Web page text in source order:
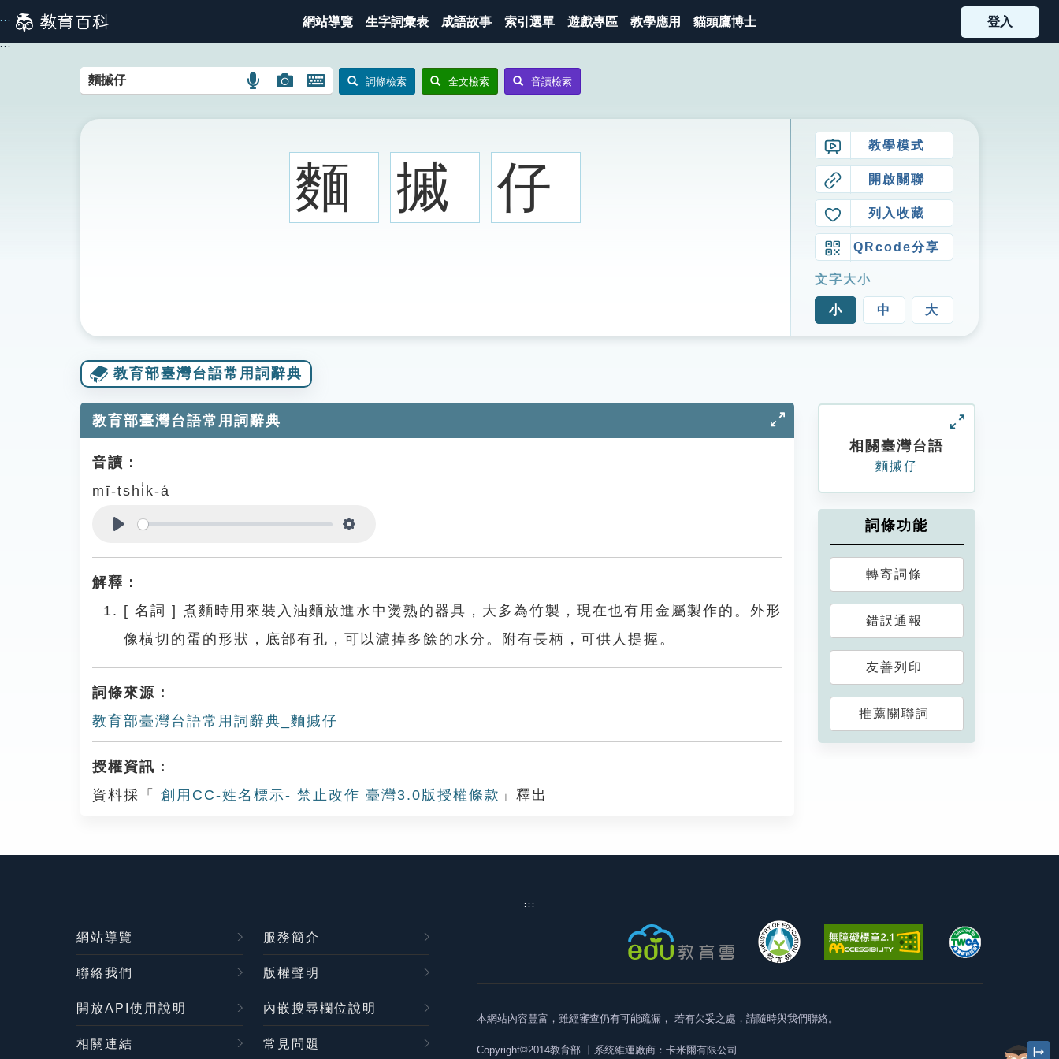
到
主
::: 網站導覽 生字詞彙表 成語故事 索引選單 遊戲專區 教學應用 貓頭鷹博士 登入
:::
語
搜
圖
搜
圖
示
開
鍵
圖
示
詞條檢索 全文檢索 音讀檢索
麵 摵 仔
教學模式
開啟關聯
列入收藏
QRcode分享
文字大小
小 中 大
教育部臺灣台語常用詞辭典
教育部臺灣台語常用詞辭典
音讀：
mī-tshi̍k-á
解釋：
[ 名詞 ] 煮麵時用來裝入油麵放進水中燙熟的器具，大多為竹製，現在也有用金屬製作的。外形
像橫切的蛋的形狀，底部有孔，可以濾掉多餘的水分。附有長柄，可供人提握。
詞條來源：
教育部臺灣台語常用詞辭典_麵摵仔
授權資訊：
資料採「
創用CC-姓名標示- 禁止改作 臺灣3.0版授權條款 」釋出
相關臺灣台語
麵摵仔
詞條功能
轉寄詞條
錯誤通報
友善列印
推薦關聯詞
:::
網站導覽 服務簡介
聯絡我們 版權聲明
開放API使用說明 內嵌搜尋欄位說明
相關連結 常見問題
本網站內容豐富，雖經審查仍有可能疏漏， 若有欠妥之處，請隨時與我們聯絡。
Copyright©2014教育部 丨系統維運廠商：卡米爾有限公司